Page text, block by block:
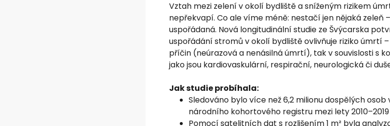
Vztah mezi zelení v okolí bydliště a sníženým rizikem
nepřekvapí. Co ale víme méně: nestačí jen nějaká zeleň
uspořádaná. Nová longitudinální studie ze Švýcarska
uspořádání stromů v okolí bydliště ovlivňuje riziko úmrtí
příčin (neúrazová a nenásilná úmrtí), tak v souvislosti s
jako jsou kardiovaskulární, respirační, neurologická či
Jak studie probíhala:
Sledováno bylo více než 6,2 milionu dospělých
národního kohortového registru mezi lety 2010–2019
Pomocí satelitních dat s rozlišením 1 m² byla